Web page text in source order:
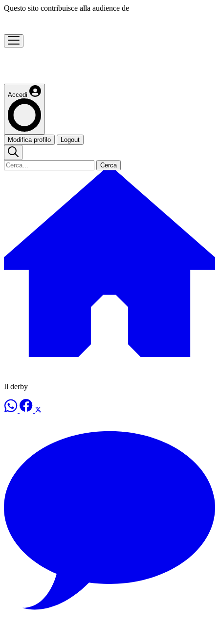
Questo sito contribuisce alla audience de
Accedi
Modifica profilo Logout
Cerca
Il derby